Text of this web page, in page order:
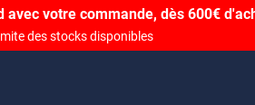
votre commande, dès 600€
des stocks disponibles